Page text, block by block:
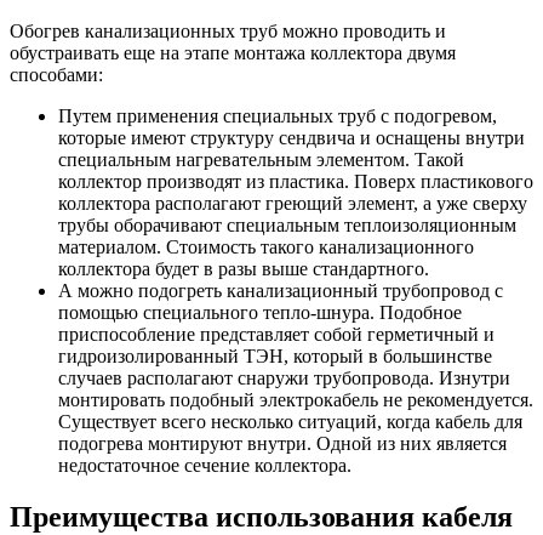
Обогрев канализационных труб можно проводить и
обустраивать еще на этапе монтажа коллектора двумя
способами:
Путем применения специальных труб с подогревом,
которые имеют структуру сендвича и оснащены внутри
специальным нагревательным элементом. Такой
коллектор производят из пластика. Поверх пластикового
коллектора располагают греющий элемент, а уже сверху
трубы оборачивают специальным теплоизоляционным
материалом. Стоимость такого канализационного
коллектора будет в разы выше стандартного.
А можно подогреть канализационный трубопровод с
помощью специального тепло-шнура. Подобное
приспособление представляет собой герметичный и
гидроизолированный ТЭН, который в большинстве
случаев располагают снаружи трубопровода. Изнутри
монтировать подобный электрокабель не рекомендуется.
Существует всего несколько ситуаций, когда кабель для
подогрева монтируют внутри. Одной из них является
недостаточное сечение коллектора.
Преимущества использования кабеля